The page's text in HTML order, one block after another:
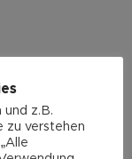
und z.B.
zu verstehen